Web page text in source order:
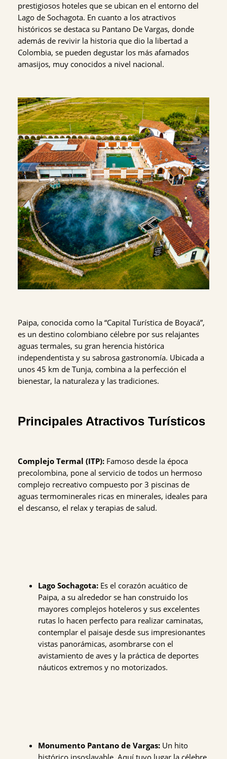
prestigiosos hoteles que se ubican en el entorno del
Lago de Sochagota. En cuanto a los atractivos
históricos se destaca su Pantano De Vargas, donde
además de revivir la historia que dio la libertad a
Colombia, se pueden degustar los más afamados
amasijos, muy conocidos a nivel nacional.
Paipa, conocida como la “Capital Turística de Boyacá”,
es un destino colombiano célebre por sus relajantes
aguas termales, su gran herencia histórica
independentista y su sabrosa gastronomía. Ubicada a
unos 45 km de Tunja, combina a la perfección el
bienestar, la naturaleza y las tradiciones.
Principales Atractivos Turísticos
Complejo Termal (ITP):Famoso desde la época
precolombina, pone al servicio de todos un hermoso
complejo recreativo compuesto por 3 piscinas de
aguas termominerales ricas en minerales, ideales para
el descanso, el relax y terapias de salud.
Lago Sochagota:Es el corazón acuático de
Paipa, a su alrededor se han construido los
mayores complejos hoteleros y sus excelentes
rutas lo hacen perfecto para realizar caminatas,
contemplar el paisaje desde sus impresionantes
vistas panorámicas, asombrarse con el
avistamiento de aves y la práctica de deportes
náuticos extremos y no motorizados.
Monumento Pantano de Vargas:Un hito
histórico insoslayable. Aquí tuvo lugar la célebre